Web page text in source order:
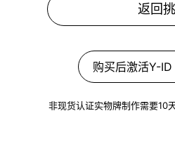
返回
购买后激活Y-
非现货认证实物牌制作需要10